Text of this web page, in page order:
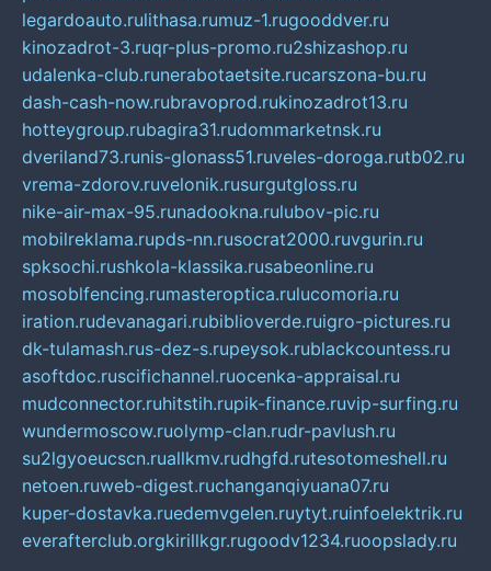
legardoauto.rulithasa.rumuz-1.rugooddver.ru
kinozadrot-3.ruqr-plus-promo.ru2shizashop.ru
udalenka-club.runerabotaetsite.rucarszona-bu.ru
dash-cash-now.rubravoprod.rukinozadrot13.ru
hotteygroup.rubagira31.rudommarketnsk.ru
dveriland73.runis-glonass51.ruveles-doroga.rutb02.ru
vrema-zdorov.ruvelonik.rusurgutgloss.ru
nike-air-max-95.runadookna.rulubov-pic.ru
mobilreklama.rupds-nn.rusocrat2000.ruvgurin.ru
spksochi.rushkola-klassika.rusabeonline.ru
mosoblfencing.rumasteroptica.rulucomoria.ru
iration.rudevanagari.rubiblioverde.ruigro-pictures.ru
dk-tulamash.rus-dez-s.rupeysok.rublackcountess.ru
asoftdoc.ruscifichannel.ruocenka-appraisal.ru
mudconnector.ruhitstih.rupik-finance.ruvip-surfing.ru
wundermoscow.ruolymp-clan.rudr-pavlush.ru
su2lgyoeucscn.ruallkmv.rudhgfd.rutesotomeshell.ru
netoen.ruweb-digest.ruchanganqiyuana07.ru
kuper-dostavka.ruedemvgelen.ruytyt.ruinfoelektrik.ru
everafterclub.orgkirillkgr.rugoodv1234.ruoopslady.ru